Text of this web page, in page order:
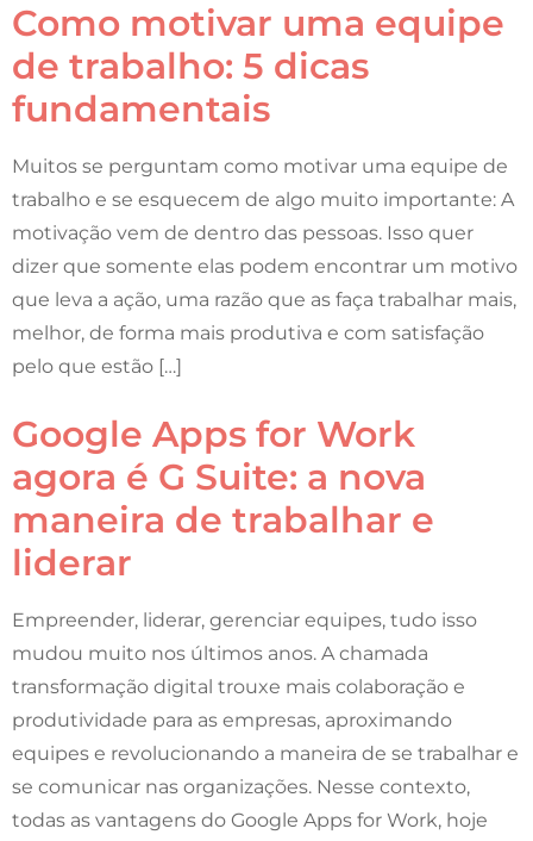
Como motivar uma equipe
de trabalho: 5 dicas
fundamentais
Muitos se perguntam como motivar uma equipe de
trabalho e se esquecem de algo muito importante: A
motivação vem de dentro das pessoas. Isso quer
dizer que somente elas podem encontrar um motivo
que leva a ação, uma razão que as faça trabalhar mais,
melhor, de forma mais produtiva e com satisfação
pelo que estão […]
Google Apps for Work
agora é G Suite: a nova
maneira de trabalhar e
liderar
Empreender, liderar, gerenciar equipes, tudo isso
mudou muito nos últimos anos. A chamada
transformação digital trouxe mais colaboração e
produtividade para as empresas, aproximando
equipes e revolucionando a maneira de se trabalhar e
se comunicar nas organizações. Nesse contexto,
todas as vantagens do Google Apps for Work, hoje